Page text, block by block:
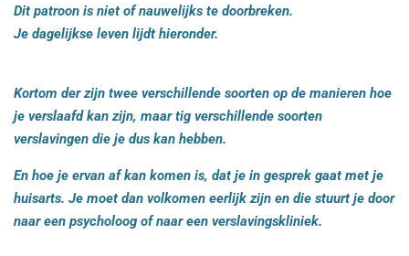
Dit patroon is niet of nauwelijks te doorbreken.
Je dagelijkse leven lijdt hieronder.
Kortom der zijn twee verschillende soorten op de manieren hoe
je verslaafd kan zijn, maar tig verschillende soorten
verslavingen die je dus kan hebben.
En hoe je ervan af kan komen is, dat je in gesprek gaat met je
huisarts. Je moet dan volkomen eerlijk zijn en die stuurt je door
naar een psycholoog of naar een verslavingskliniek.